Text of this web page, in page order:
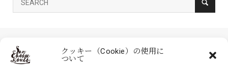
クッキー（Cookie）の使用に
ついて